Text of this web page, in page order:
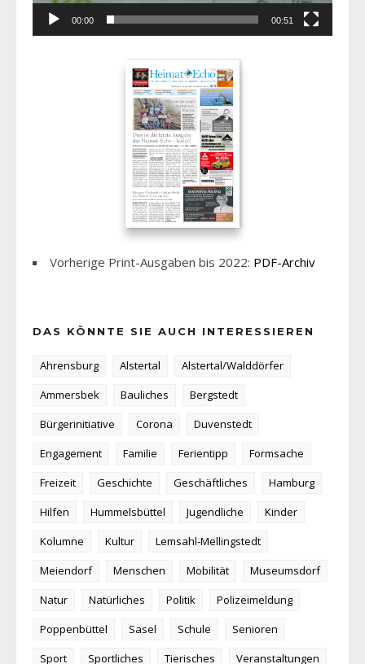
00:00 00:51
Vorherige Print-Ausgaben bis 2022: PDF-Archiv
DAS KÖNNTE SIE AUCH INTERESSIEREN
Ahrensburg Alstertal
Alstertal/Walddörfer
Ammersbek
Bauliches
Bergstedt
Bürgerinitiative
Corona
Duvenstedt
Engagement
Familie Ferientipp
Formsache
Freizeit
Geschichte Geschäftliches
Hamburg
Hilfen
Hummelsbüttel Jugendliche
Kinder
Kolumne
Kultur
Lemsahl-Mellingstedt
Meiendorf
Menschen Mobilität
Museumsdorf
Natur
Natürliches Politik
Polizeimeldung
Poppenbüttel
Sasel Schule
Senioren
Sport
Sportliches Tierisches
Veranstaltungen